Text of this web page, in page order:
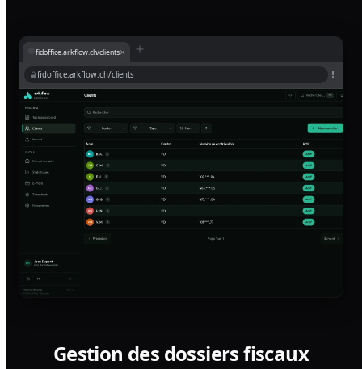
Gestion des dossiers fiscaux
fidoffice.arkflow.ch/clients×
fidoffice.arkflow.ch/clients